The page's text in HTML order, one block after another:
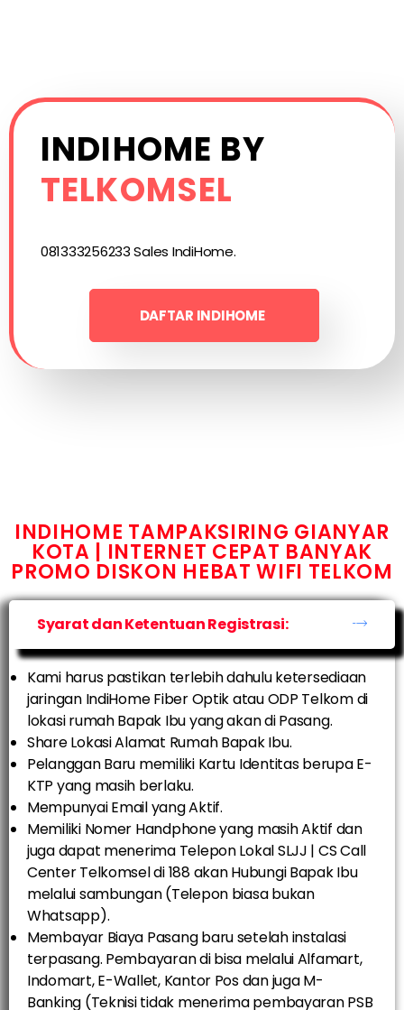
INDIHOME BY
TELKOMSEL
081333256233 Sales IndiHome.
DAFTAR INDIHOME
INDIHOME TAMPAKSIRING GIANYAR
KOTA | INTERNET CEPAT BANYAK
PROMO DISKON HEBAT WIFI TELKOM
Syarat dan Ketentuan Registrasi:
Kami harus pastikan terlebih dahulu ketersediaan
jaringan IndiHome Fiber Optik atau ODP Telkom di
lokasi rumah Bapak Ibu yang akan di Pasang.
Share Lokasi Alamat Rumah Bapak Ibu.
Pelanggan Baru memiliki Kartu Identitas berupa E-
KTP yang masih berlaku.
Mempunyai Email yang Aktif.
Memiliki Nomer Handphone yang masih Aktif dan
juga dapat menerima Telepon Lokal SLJJ | CS Call
Center Telkomsel di 188 akan Hubungi Bapak Ibu
melalui sambungan (Telepon biasa bukan
Whatsapp).
Membayar Biaya Pasang baru setelah instalasi
terpasang. Pembayaran di bisa melalui Alfamart,
Indomart, E-Wallet, Kantor Pos dan juga M-
Banking (Teknisi tidak menerima pembayaran PSB